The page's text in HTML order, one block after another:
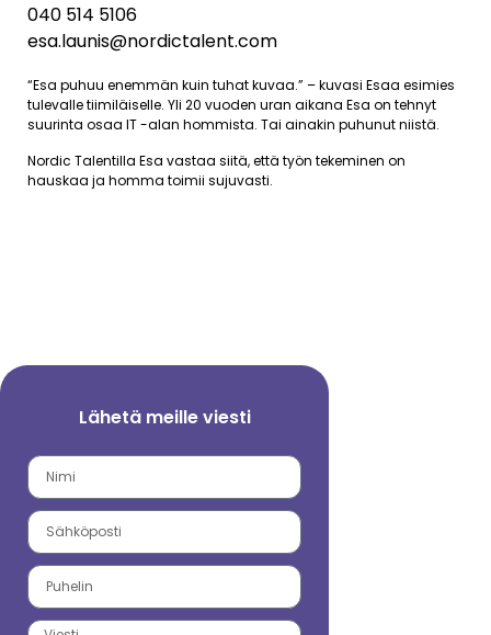
040 514 5106
esa.launis@nordictalent.com
“Esa puhuu enemmän kuin tuhat kuvaa.” – kuvasi Esaa esimies
tulevalle tiimiläiselle. Yli 20 vuoden uran aikana Esa on tehnyt
suurinta osaa IT -alan hommista. Tai ainakin puhunut niistä.
Nordic Talentilla Esa vastaa siitä, että työn tekeminen on
hauskaa ja homma toimii sujuvasti.
Lähetä meille viesti